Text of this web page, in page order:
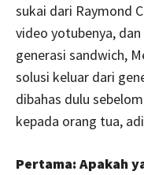
sukai dari Raymond
video yotubenya,
generasi sandwich,
solusi keluar dari
dibahas dulu
kepada orang tua,
Pertama: Apakah